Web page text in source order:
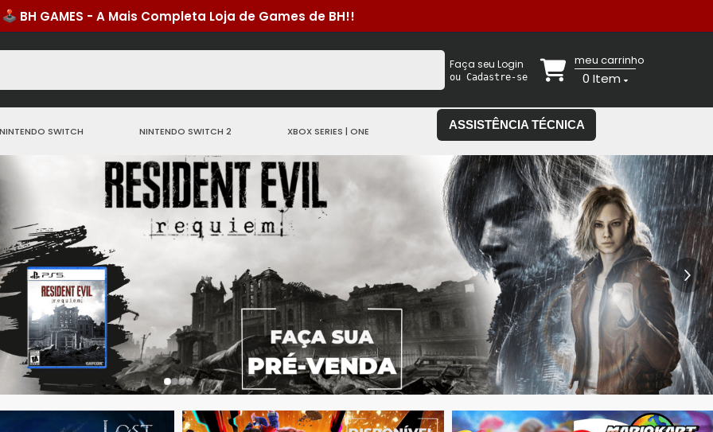
Faça seu Login
ou Cadastre-se
meu carrinho
0 Item
NINTENDO SWITCH NINTENDO SWITCH 2 XBOX SERIES | ONE ASSISTÊNCIA TÉCNICA